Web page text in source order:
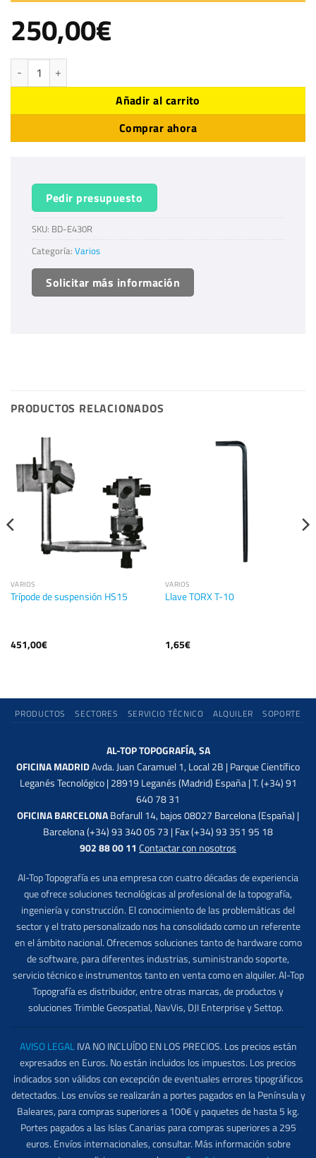
250,00€
Accesorio para ALTEA450 (98K004A0000G) cantidad
Añadir al carrito
Comprar ahora
Pedir presupuesto
SKU: BD-E430R
Categoría: Varios
Solicitar más información
PRODUCTOS RELACIONADOS
VARIOS
Trípode de suspensión HS15
451,00€
VARIOS
Llave TORX T-10
1,65€
PRODUCTOS SECTORES SERVICIO TÉCNICO ALQUILER SOPORTE
AL-TOP TOPOGRAFÍA, SA
OFICINA MADRIDAvda. Juan Caramuel 1, Local 2B | Parque Científico
Leganés Tecnológico | 28919 Leganés (Madrid) España | T. (+34) 91
640 78 31
OFICINA BARCELONABofarull 14, bajos 08027 Barcelona (España) |
Barcelona (+34) 93 340 05 73 | Fax (+34) 93 351 95 18
902 88 00 11 Contactar con nosotros
Al-Top Topografía es una empresa con cuatro décadas de experiencia
que ofrece soluciones tecnológicas al profesional de la topografía,
ingeniería y construcción. El conocimiento de las problemáticas del
sector y el trato personalizado nos ha consolidado como un referente
en el ámbito nacional. Ofrecemos soluciones tanto de hardware como
de software, para diferentes industrias, suministrando soporte,
servicio técnico e instrumentos tanto en venta como en alquiler. Al-Top
Topografía es distribuidor, entre otras marcas, de productos y
soluciones Trimble Geospatial, NavVis, DJI Enterprise y Settop.
AVISO LEGALIVA NO INCLUÍDO EN LOS PRECIOS. Los precios están
expresados en Euros. No están incluidos los impuestos. Los precios
indicados son válidos con excepción de eventuales errores tipográficos
detectados. Los envíos se realizarán a portes pagados en la Península y
Baleares, para compras superiores a 100€ y paquetes de hasta 5 kg.
Portes pagados a las Islas Canarias para compras superiores a 295
euros. Envíos internacionales, consultar. Más información sobre